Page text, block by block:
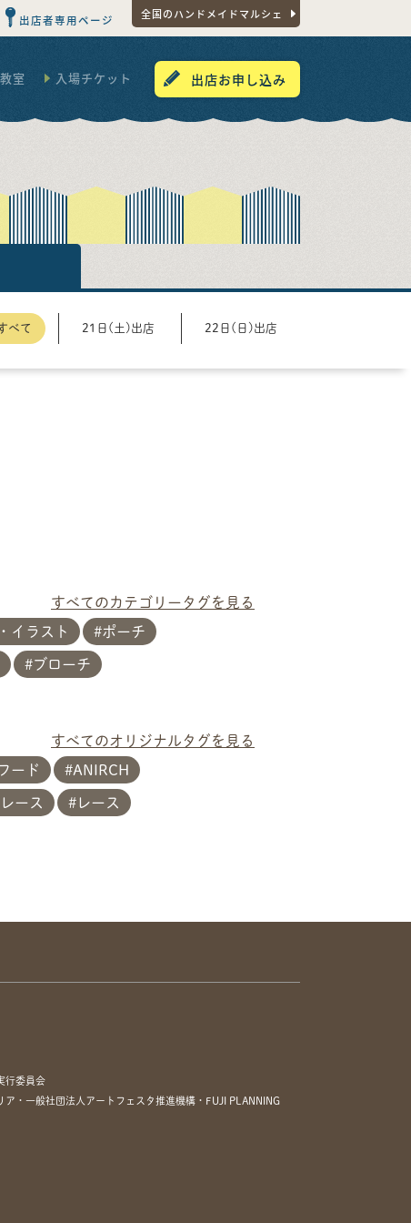
出店者専用ページ 全国のハンドメイドマルシェ
室 入場チケット 出店お申し込み
べて 21日(土)出店 22日(日)出店
イラスト ポーチ
ブローチ
すべてのカテゴリータグを見る
ード ANIRCH
ース レース
すべてのオリジナルタグを見る
行委員会
・一般社団法人アートフェスタ推進機構・FUJI PLANNING